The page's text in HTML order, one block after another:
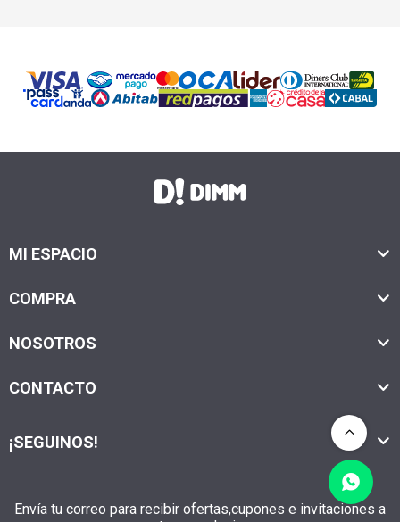
MI ESPACIO
COMPRA
NOSOTROS
CONTACTO
Envía tu correo para recibir ofertas,cupones e invitaciones a
¡SEGUINOS!